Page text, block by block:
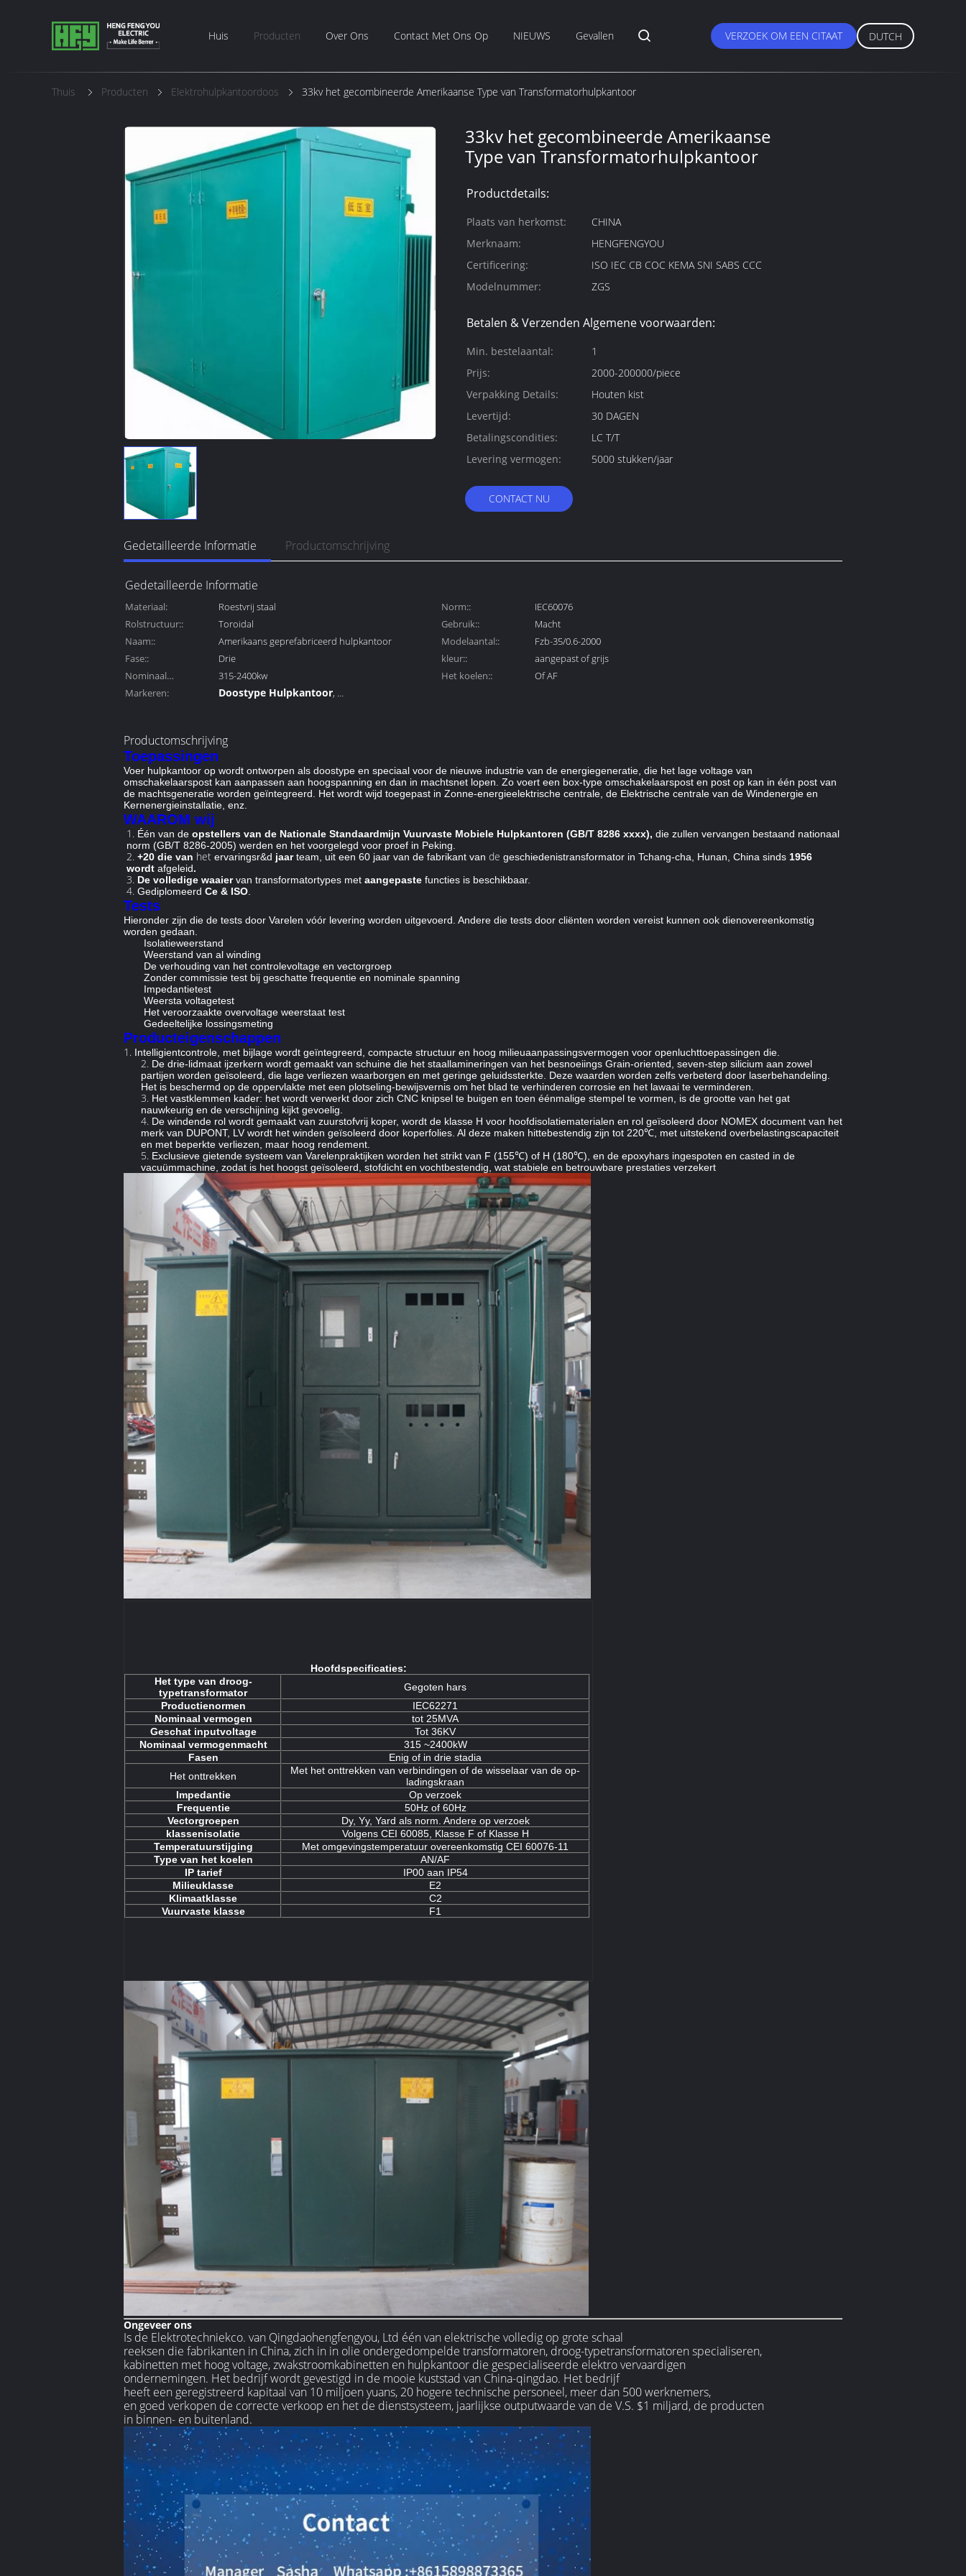
Huis Producten Over Ons Contact Met Ons Op NIEUWS Gevallen VERZOEK OM EEN CITAAT DUTCH
Thuis Producten Elektrohulpkantoordoos 33kv het gecombineerde Amerikaanse Type van Transformatorhulpkantoor
33kv het gecombineerde Amerikaanse
Type van Transformatorhulpkantoor
Productdetails:
Plaats van herkomst:
CHINA
Merknaam:
HENGFENGYOU
Certificering:
ISO IEC CB COC KEMA SNI SABS CCC
Modelnummer:
ZGS
Betalen & Verzenden Algemene voorwaarden:
Min. bestelaantal:
1
Prijs:
2000-200000/piece
Verpakking Details:
Houten kist
Levertijd:
30 DAGEN
Betalingscondities:
LC T/T
Levering vermogen:
5000 stukken/jaar
CONTACT NU
Gedetailleerde Informatie Productomschrijving
Gedetailleerde Informatie
Materiaal: Roestvrij staal Norm::
IEC60076
Rolstructuur::
Toroidal Gebruik::
Macht
Naam::
Amerikaans geprefabriceerd hulpkantoor Modelaantal::
Fzb-35/0.6-2000
Fase::
Drie kleur::
aangepast of grijs
Nominaal
vermogen::
315-2400kw Het koelen::
Of AF
Markeren:
Doostype Hulpkantoor,
Productomschrijving
Toepassingen
Voer hulpkantoor op wordt ontworpen als doostype en speciaal voor de nieuwe industrie van de energiegeneratie, die het lage voltage van
omschakelaarspost kan aanpassen aan hoogspanning en dan in machtsnet lopen. Zo voert een box-type omschakelaarspost en post op kan in één post van
de machtsgeneratie worden geïntegreerd. Het wordt wijd toegepast in Zonne-energieelektrische centrale, de Elektrische centrale van de Windenergie en
Kernenergieinstallatie, enz.
WAAROM wij
1. Één van de opstellersvan de NationaleStandaardmijn Vuurvaste MobieleHulpkantoren (GB/T 8286 xxxx), die zullen vervangen bestaand nationaal
norm (GB/T 8286-2005) werden en het voorgelegd voor proef in Peking.
2. +20 die van het ervaringsr&d jaarteam, uiteen 60 jaar van de fabrikant van de geschiedenistransformator in Tchang-cha, Hunan, China sinds 1956
wordtafgeleid.
3. De volledige waaiervan transformatortypes met aangepastefuncties is beschikbaar.
4. Gediplomeerd Ce & ISO.
Tests
Hieronder zijn die de tests door Varelen vóór levering worden uitgevoerd. Andere die tests door cliënten worden vereist kunnen ook dienovereenkomstig
worden gedaan.
Isolatieweerstand
Weerstand van al winding
De verhouding van het controlevoltage en vectorgroep
Zonder commissie test bij geschatte frequentie en nominale spanning
Impedantietest
Weersta voltagetest
Het veroorzaakte overvoltage weerstaat test
Gedeeltelijke lossingsmeting
Producteigenschappen
1. Intelligientcontrole, met bijlage wordt geïntegreerd, compacte structuur en hoog milieuaanpassingsvermogen voor openluchttoepassingen die.
2. De drie-lidmaat ijzerkern wordt gemaakt van schuine die het staallamineringen van het besnoeiings Grain-oriented, seven-step silicium aan zowel
partijen worden geïsoleerd, die lage verliezen waarborgen en met geringe geluidssterkte. Deze waarden worden zelfs verbeterd door laserbehandeling.
Het is beschermd op de oppervlakte met een plotseling-bewijsvernis om het blad te verhinderen corrosie en het lawaai te verminderen.
3. Het vastklemmen kader: het wordt verwerkt door zich CNC knipsel te buigen en toen éénmalige stempel te vormen, is de grootte van het gat
nauwkeurig en de verschijning kijkt gevoelig.
4. De windende rol wordt gemaakt van zuurstofvrij koper, wordt de klasse H voor hoofdisolatiematerialen en rol geïsoleerd door NOMEX document van het
merk van DUPONT, LV wordt het winden geïsoleerd door koperfolies. Al deze maken hittebestendig zijn tot 220℃, met uitstekend overbelastingscapaciteit
en met beperkte verliezen, maar hoog rendement.
5. Exclusieve gietende systeem van Varelenpraktijken worden het strikt van F (155℃) of H (180℃), en de epoxyhars ingespoten en casted in de
vacuümmachine, zodat is het hoogst geïsoleerd, stofdicht en vochtbestendig, wat stabiele en betrouwbare prestaties verzekert
Hoofdspecificaties:
Het type van droog-
typetransformator
Gegoten hars
Productienormen
IEC62271
Nominaal vermogen
tot 25MVA
Geschat inputvoltage
Tot 36KV
Nominaal vermogenmacht
315 ~2400kW
Fasen
Enig of in drie stadia
Het onttrekken
Met het onttrekken van verbindingen of de wisselaar van de op-
ladingskraan
Impedantie
Op verzoek
Frequentie
50Hz of 60Hz
Vectorgroepen
Dy, Yy, Yard als norm. Andere op verzoek
klassenisolatie
Volgens CEI 60085, Klasse F of Klasse H
Temperatuurstijging
Met omgevingstemperatuur overeenkomstig CEI 60076-11
Type van het koelen
AN/AF
IP tarief
IP00 aan IP54
Milieuklasse
E2
Klimaatklasse
C2
Vuurvaste klasse
F1
Ongeveer ons
Is de Elektrotechniekco. van Qingdaohengfengyou, Ltd één van elektrische volledig op grote schaal
reeksen die fabrikanten in China, zich in in olie ondergedompelde transformatoren, droog-typetransformatoren specialiseren,
kabinetten met hoog voltage, zwakstroomkabinetten en hulpkantoor die gespecialiseerde elektro vervaardigen
ondernemingen. Het bedrijf wordt gevestigd in de mooie kuststad van China-qingdao. Het bedrijf
heeft een geregistreerd kapitaal van 10 miljoen yuans, 20 hogere technische personeel, meer dan 500 werknemers,
en goed verkopen de correcte verkoop en het de dienstsysteem, jaarlijkse outputwaarde van de V.S. $1 miljard, de producten
in binnen- en buitenland.